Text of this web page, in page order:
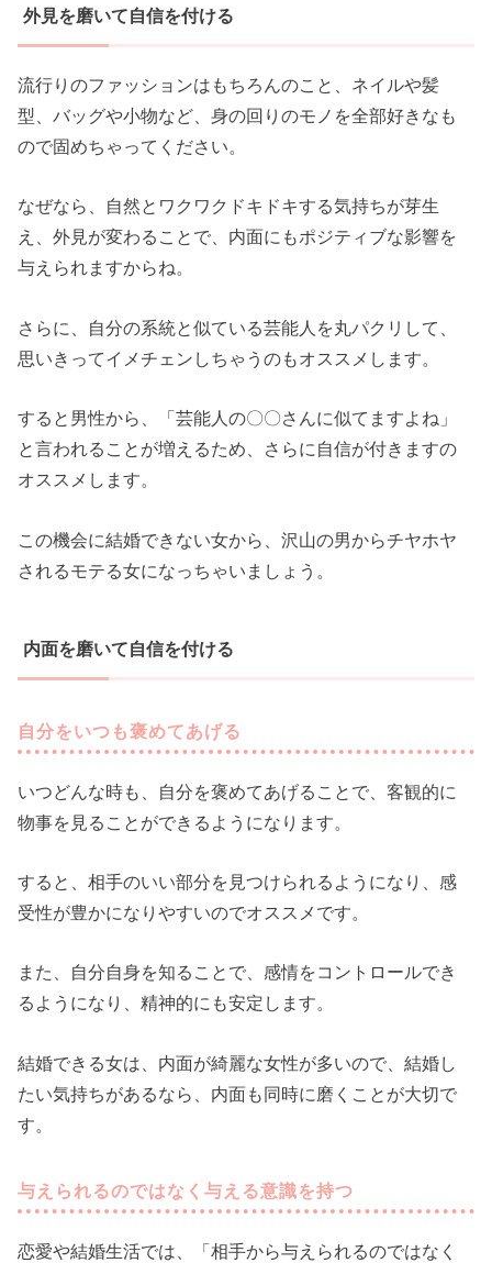
外見を磨いて自信を付ける
流行りのファッションはもちろんのこと、ネイルや髪
型、バッグや小物など、身の回りのモノを全部好きなも
ので固めちゃってください。
なぜなら、自然とワクワクドキドキする気持ちが芽生
え、外見が変わることで、内面にもポジティブな影響を
与えられますからね。
さらに、自分の系統と似ている芸能人を丸パクリして、
思いきってイメチェンしちゃうのもオススメします。
すると男性から、「芸能人の〇〇さんに似てますよね」
と言われることが増えるため、さらに自信が付きますの
オススメします。
この機会に結婚できない女から、沢山の男からチヤホヤ
されるモテる女になっちゃいましょう。
内面を磨いて自信を付ける
自分をいつも褒めてあげる
いつどんな時も、自分を褒めてあげることで、客観的に
物事を見ることができるようになります。
すると、相手のいい部分を見つけられるようになり、感
受性が豊かになりやすいのでオススメです。
また、自分自身を知ることで、感情をコントロールでき
るようになり、精神的にも安定します。
結婚できる女は、内面が綺麗な女性が多いので、結婚し
たい気持ちがあるなら、内面も同時に磨くことが大切で
す。
与えられるのではなく与える意識を持つ
恋愛や結婚生活では、「相手から与えられるのではなく